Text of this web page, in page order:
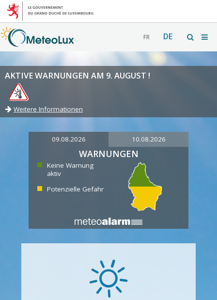
FR DE
AKTIVE WARNUNGEN AM 9. AUGUST !
Weitere Informationen
09.08.2026 10.08.2026
WARNUNGEN
Keine Warnung
aktiv
Potenzielle Gefahr